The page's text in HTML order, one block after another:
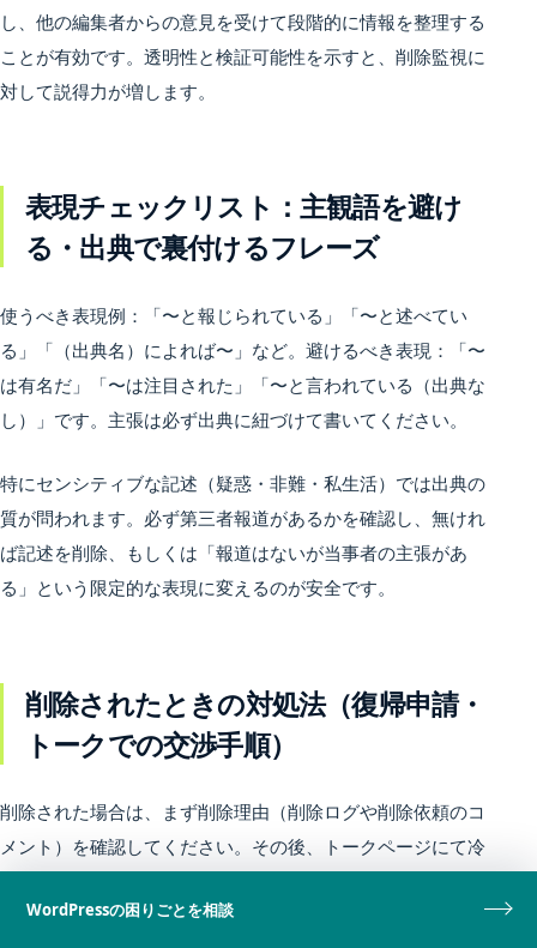
し、他の編集者からの意見を受けて段階的に情報を整理する
ことが有効です。透明性と検証可能性を示すと、削除監視に
対して説得力が増します。
表現チェックリスト：主観語を避け
る・出典で裏付けるフレーズ
使うべき表現例：「〜と報じられている」「〜と述べてい
る」「（出典名）によれば〜」など。避けるべき表現：「〜
は有名だ」「〜は注目された」「〜と言われている（出典な
し）」です。主張は必ず出典に紐づけて書いてください。
特にセンシティブな記述（疑惑・非難・私生活）では出典の
質が問われます。必ず第三者報道があるかを確認し、無けれ
ば記述を削除、もしくは「報道はないが当事者の主張があ
る」という限定的な表現に変えるのが安全です。
削除されたときの対処法（復帰申請・
トークでの交渉手順）
削除された場合は、まず削除理由（削除ログや削除依頼のコ
メント）を確認してください。その後、トークページにて冷
ースを追加して復帰申請を行います。エビデンスを整理して
WordPressの困りごとを相談